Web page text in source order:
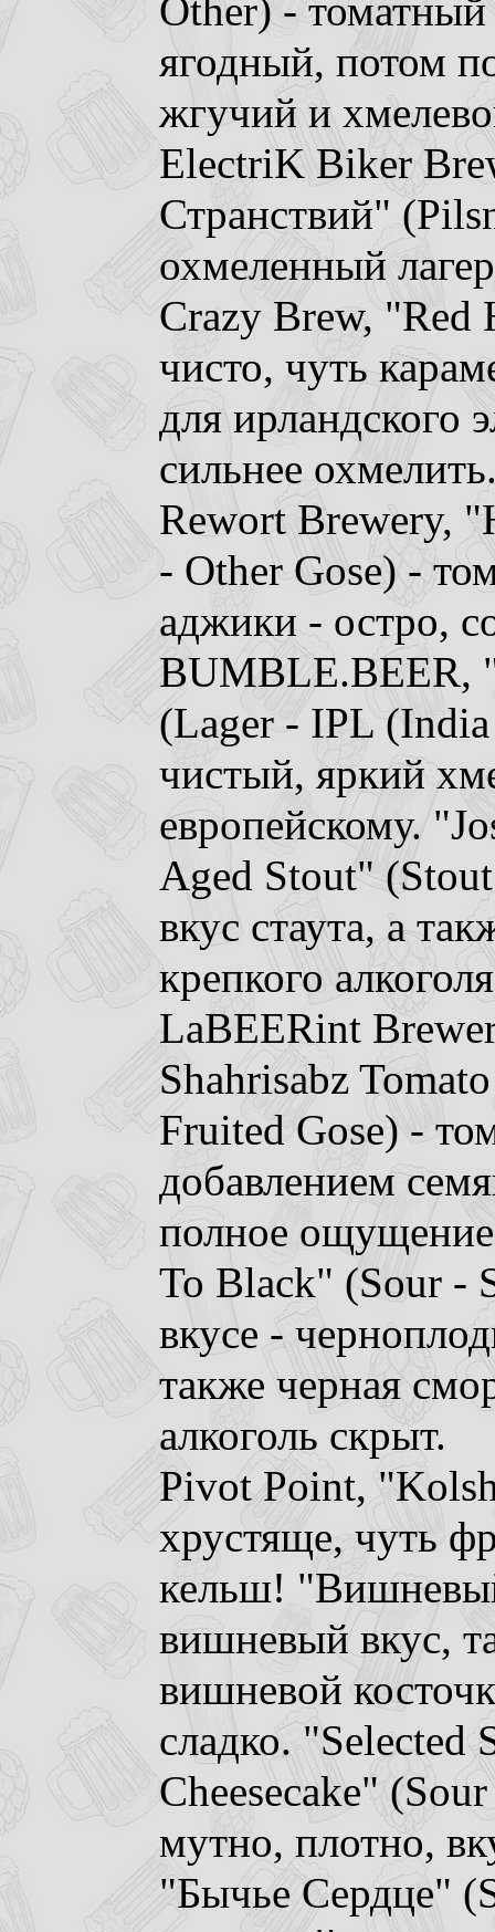
Other) - томатный
ягодный, потом
жгучий и
ElectriK Biker
Странствий"
охмеленный
Crazy Brew, "Red
чисто, чуть
для ирландского
сильнее
Rewort Brewery,
- Other Gose) -
аджики - остро,
BUMBLE.BEER,
(Lager - IPL
чистый, яркий
европейскому.
Aged Stout"
вкус стаута, а
крепкого
LaBEERint
Shahrisabz
Fruited Gose) -
добавлением
полное
To Black" (Sour -
вкусе -
также черная
алкоголь скрыт.
Pivot Point,
хрустяще, чуть
кельш!
вишневый вкус,
вишневой
сладко. "Selected
Cheesecake"
мутно, плотно,
"Бычье Сердце"